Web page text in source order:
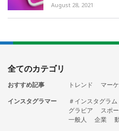
August 28, 2021
全てのカテゴリ
おすすめ記事 トレンド マー
インスタグラマー
＃インスタグラム
グラビア
スポ
一般人
企業